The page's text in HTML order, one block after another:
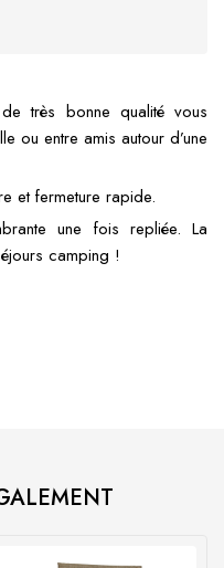
très bonne qualité vous
ou entre amis autour d’une
et fermeture rapide.
une fois repliée. La
camping !